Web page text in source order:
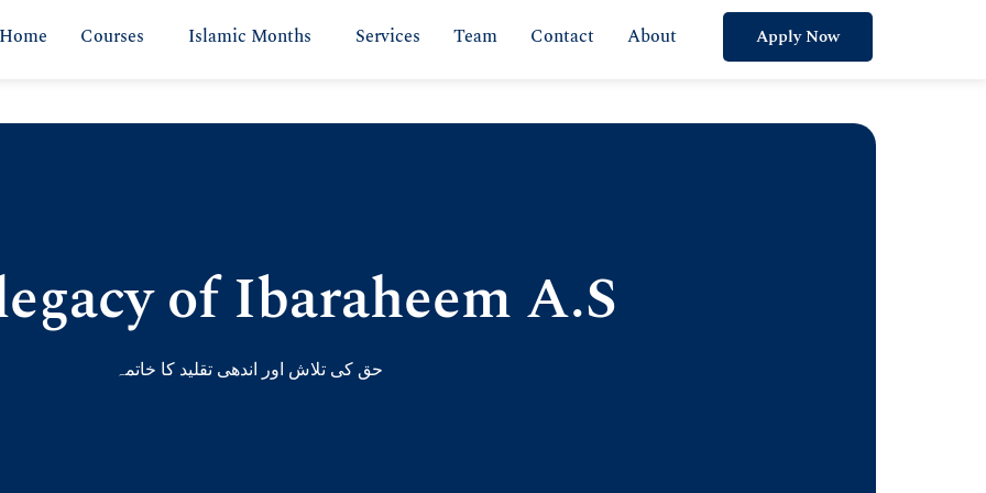
Courses Islamic Months Services Team Contact About Apply Now
of Ibaraheem A.S
حق کی تلاش اور اندھی تقلید کا خاتمہ